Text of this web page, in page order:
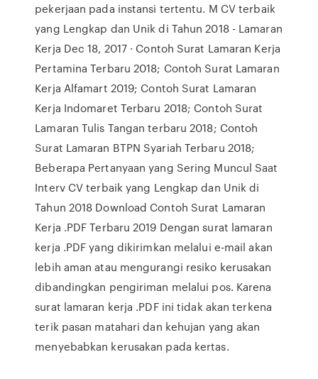
pekerjaan pada instansi tertentu. M CV terbaik
yang Lengkap dan Unik di Tahun 2018 - Lamaran
Kerja Dec 18, 2017 · Contoh Surat Lamaran Kerja
Pertamina Terbaru 2018; Contoh Surat Lamaran
Kerja Alfamart 2019; Contoh Surat Lamaran
Kerja Indomaret Terbaru 2018; Contoh Surat
Lamaran Tulis Tangan terbaru 2018; Contoh
Surat Lamaran BTPN Syariah Terbaru 2018;
Beberapa Pertanyaan yang Sering Muncul Saat
Interv CV terbaik yang Lengkap dan Unik di
Tahun 2018 Download Contoh Surat Lamaran
Kerja .PDF Terbaru 2019 Dengan surat lamaran
kerja .PDF yang dikirimkan melalui e-mail akan
lebih aman atau mengurangi resiko kerusakan
dibandingkan pengiriman melalui pos. Karena
surat lamaran kerja .PDF ini tidak akan terkena
terik pasan matahari dan kehujan yang akan
menyebabkan kerusakan pada kertas.